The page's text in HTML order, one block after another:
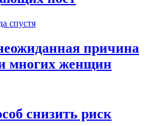
спустя
причина
многих женщин
снизить риск